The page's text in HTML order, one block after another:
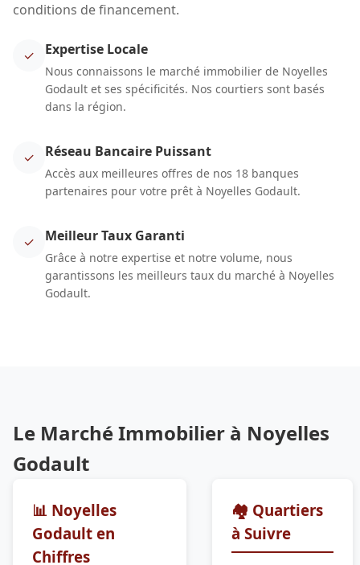
conditions de financement.
✓ Expertise Locale
Nous connaissons le marché immobilier de Noyelles
Godault et ses spécificités. Nos courtiers sont basés
dans la région.
✓ Réseau Bancaire Puissant
Accès aux meilleures offres de nos 18 banques
partenaires pour votre prêt à Noyelles Godault.
✓ Meilleur Taux Garanti
Grâce à notre expertise et notre volume, nous
garantissons les meilleurs taux du marché à Noyelles
Godault.
Le Marché Immobilier à Noyelles
Godault
📊 Noyelles
Godault en
Chiffres
🏘️ Quartiers
à Suivre